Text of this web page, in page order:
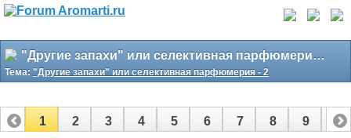
"Другие запахи" или селективная парфюмерия - 2
Тема: "Другие запахи" или селективная парфюмерия - 2
1 2 3 4 5 6 7 8 9 10